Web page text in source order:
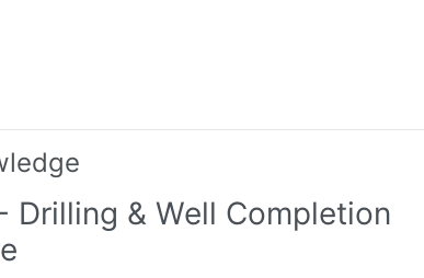
Drilling & Well Completion